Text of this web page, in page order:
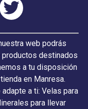
web podrás
productos destinados
a tu disposición
en Manresa.
a ti: Velas para
para llevar